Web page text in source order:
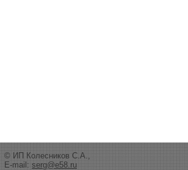
© ИП Колесников С.А.,
E-mail: serg@e58.ru